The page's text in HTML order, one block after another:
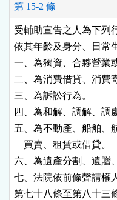
第 15-2 條
受輔助宣告之人為下列
依其年齡及身分、日常
一、為獨資、合夥營業
二、為消費借貸、消費
三、為訴訟行為。
四、為和解、調解、調
五、為不動產、船舶、
    買賣、租賃或借貸。
六、為遺產分割、遺贈
七、法院依前條聲請權
第七十八條至第八十三